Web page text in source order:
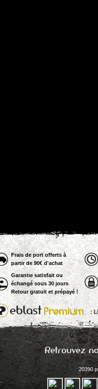
Frais de port offerts à
partir de 90€ d'achat
Garantie satisfait ou
échangé sous 30 jours
Retour gratuit et prépayé !
:
20390